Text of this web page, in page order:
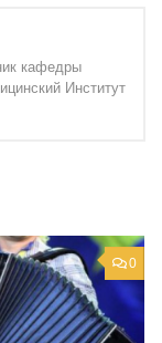
кафедры
Институт
0